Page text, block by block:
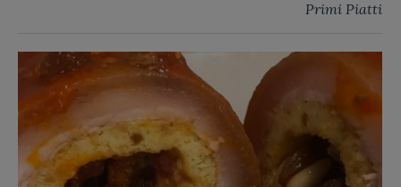
Primi Piatti